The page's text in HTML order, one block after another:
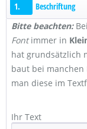
1.
Beschriftung
Bitte beachten:
Fontimmer in
hat grundsätzlich
baut bei manchen
man diese im
Ihr Text